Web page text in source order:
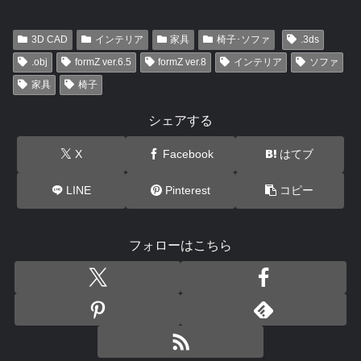
3D CAD インテリア 家具 椅子･ソファ
.3ds
.obj
formZ ver.6.5 formZ ver.8 インテリア
ソファ
家具
椅子
シェアする
X Facebook はてブ
LINE Pinterest コピー
フォローはこちら